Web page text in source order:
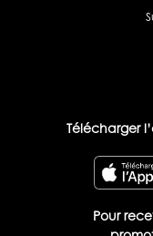
Télécharger
Pour